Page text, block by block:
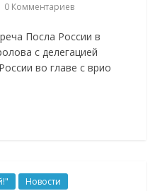
0 Комментариев
Посла России в
с делегацией
во главе с врио
Новости